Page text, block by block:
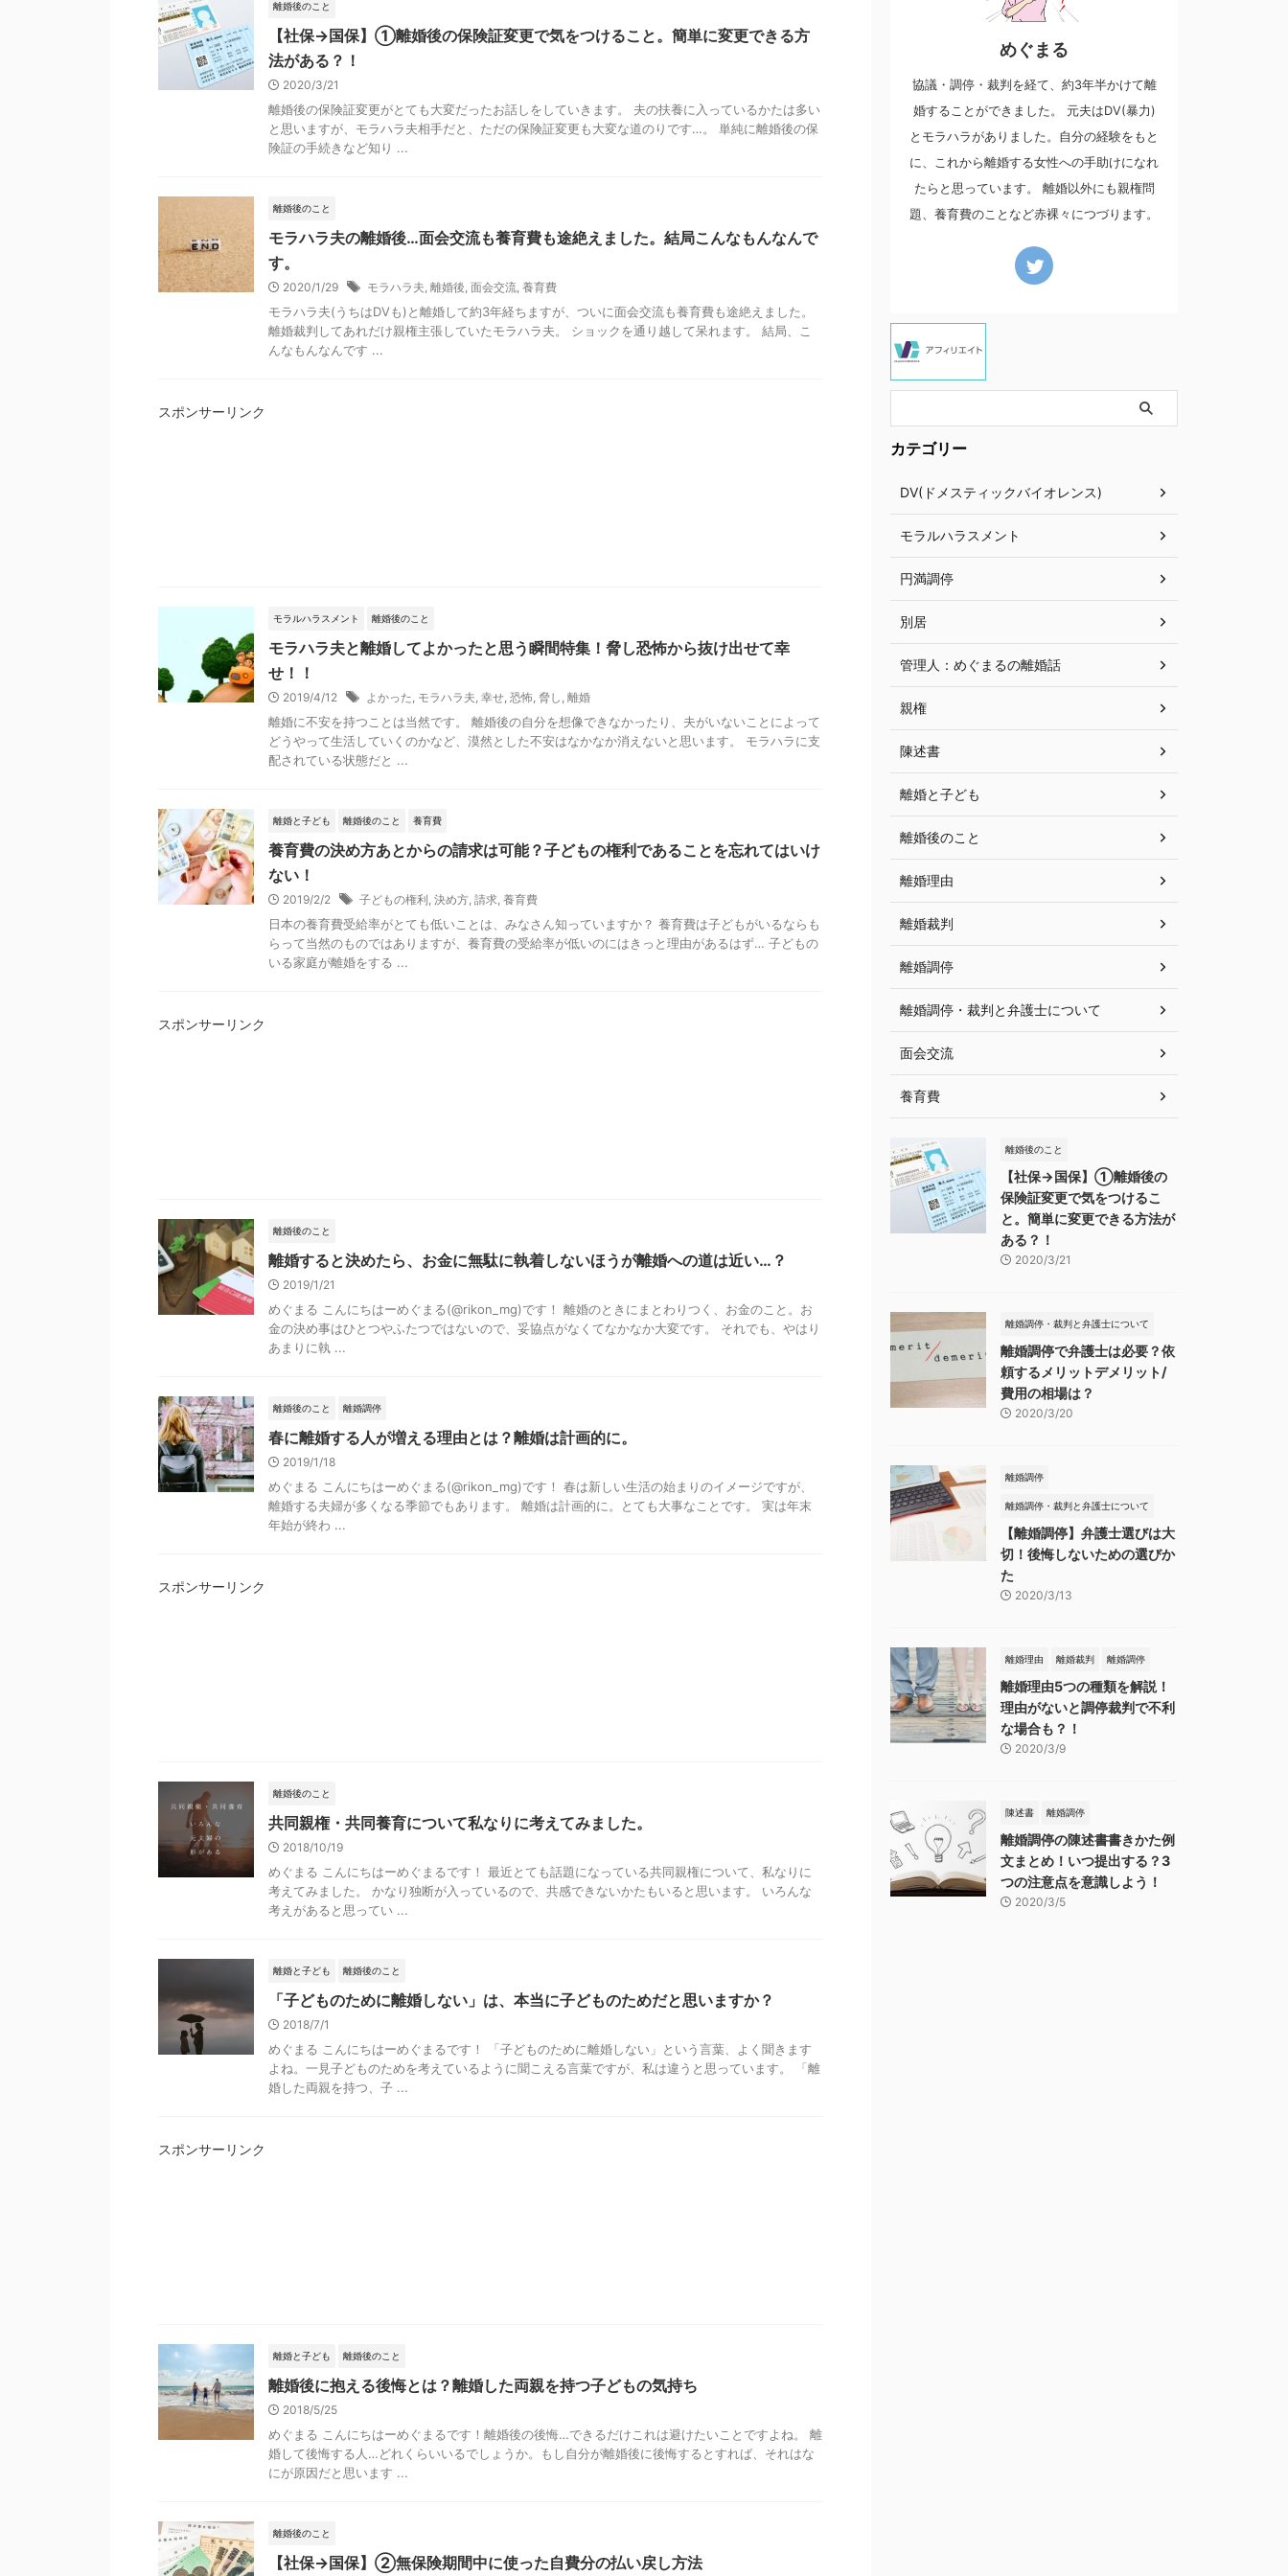
離婚後のこと
【社保→国保】①離婚後の保険証変更で気をつけること。簡単に変更できる方
法がある？！
2020/3/21
離婚後の保険証変更がとても大変だったお話しをしていきます。 夫の扶養に入っているかたは多い
と思いますが、モラハラ夫相手だと、ただの保険証変更も大変な道のりです…。 単純に離婚後の保
険証の手続きなど知り ...
離婚後のこと
モラハラ夫の離婚後…面会交流も養育費も途絶えました。結局こんなもんなんで
す。
2020/1/29 モラハラ夫, 離婚後, 面会交流, 養育費
モラハラ夫(うちはDVも)と離婚して約3年経ちますが、ついに面会交流も養育費も途絶えました。
離婚裁判してあれだけ親権主張していたモラハラ夫。 ショックを通り越して呆れます。 結局、こ
んなもんなんです ...
スポンサーリンク
モラルハラスメント 離婚後のこと
モラハラ夫と離婚してよかったと思う瞬間特集！脅し恐怖から抜け出せて幸
せ！！
2019/4/12 よかった, モラハラ夫, 幸せ, 恐怖, 脅し , 離婚
離婚に不安を持つことは当然です。 離婚後の自分を想像できなかったり、夫がいないことによって
どうやって生活していくのかなど、漠然とした不安はなかなか消えないと思います。 モラハラに支
配されている状態だと ...
離婚と子ども 離婚後のこと 養育費
養育費の決め方あとからの請求は可能？子どもの権利であることを忘れてはいけ
ない！
2019/2/2 子どもの権利, 決め方, 請求, 養育費
日本の養育費受給率がとても低いことは、みなさん知っていますか？ 養育費は子どもがいるならも
らって当然のものではありますが、養育費の受給率が低いのにはきっと理由があるはず… 子どもの
いる家庭が離婚をする ...
スポンサーリンク
離婚後のこと
離婚すると決めたら、お金に無駄に執着しないほうが離婚への道は近い…？
2019/1/21
めぐまる こんにちはーめぐまる(@rikon_mg)です！ 離婚のときにまとわりつく、お金のこと。お
金の決め事はひとつやふたつではないので、妥協点がなくてなかなか大変です。 それでも、やはり
あまりに執 ...
離婚後のこと 離婚調停
春に離婚する人が増える理由とは？離婚は計画的に。
2019/1/18
めぐまる こんにちはーめぐまる(@rikon_mg)です！ 春は新しい生活の始まりのイメージですが、
離婚する夫婦が多くなる季節でもあります。 離婚は計画的に。とても大事なことです。 実は年末
年始が終わ ...
スポンサーリンク
離婚後のこと
共同親権・共同養育について私なりに考えてみました。
2018/10/19
めぐまる こんにちはーめぐまるです！ 最近とても話題になっている共同親権について、私なりに
考えてみました。 かなり独断が入っているので、共感できないかたもいると思います。 いろんな
考えがあると思ってい ...
離婚と子ども 離婚後のこと
「子どものために離婚しない」は、本当に子どものためだと思いますか？
2018/7/1
めぐまる こんにちはーめぐまるです！ 「子どものために離婚しない」という言葉、よく聞きます
よね。一見子どものためを考えているように聞こえる言葉ですが、私は違うと思っています。 「離
婚した両親を持つ、子 ...
スポンサーリンク
離婚と子ども 離婚後のこと
離婚後に抱える後悔とは？離婚した両親を持つ子どもの気持ち
2018/5/25
めぐまる こんにちはーめぐまるです！離婚後の後悔…できるだけこれは避けたいことですよね。 離
婚して後悔する人…どれくらいいるでしょうか。もし自分が離婚後に後悔するとすれば、それはな
にが原因だと思います ...
離婚後のこと
【社保→国保】②無保険期間中に使った自費分の払い戻し方法
めぐまる
協議・調停・裁判を経て、約3年半かけて離
婚することができました。 元夫はDV(暴力)
とモラハラがありました。自分の経験をもと
に、これから離婚する女性への手助けになれ
たらと思っています。 離婚以外にも親権問
題、養育費のことなど赤裸々につづります。
カテゴリー
DV(ドメスティックバイオレンス)
モラルハラスメント
円満調停
別居
管理人：めぐまるの離婚話
親権
陳述書
離婚と子ども
離婚後のこと
離婚理由
離婚裁判
離婚調停
離婚調停・裁判と弁護士について
面会交流
養育費
離婚後のこと
【社保→国保】①離婚後の
保険証変更で気をつけるこ
と。簡単に変更できる方法が
ある？！
2020/3/21
離婚調停・裁判と弁護士について
離婚調停で弁護士は必要？依
頼するメリットデメリット/
費用の相場は？
2020/3/20
離婚調停
離婚調停・裁判と弁護士について
【離婚調停】弁護士選びは大
切！後悔しないための選びか
た
2020/3/13
離婚理由 離婚裁判 離婚調停
離婚理由5つの種類を解説！
理由がないと調停裁判で不利
な場合も？！
2020/3/9
陳述書 離婚調停
離婚調停の陳述書書きかた例
文まとめ！いつ提出する？3
つの注意点を意識しよう！
2020/3/5